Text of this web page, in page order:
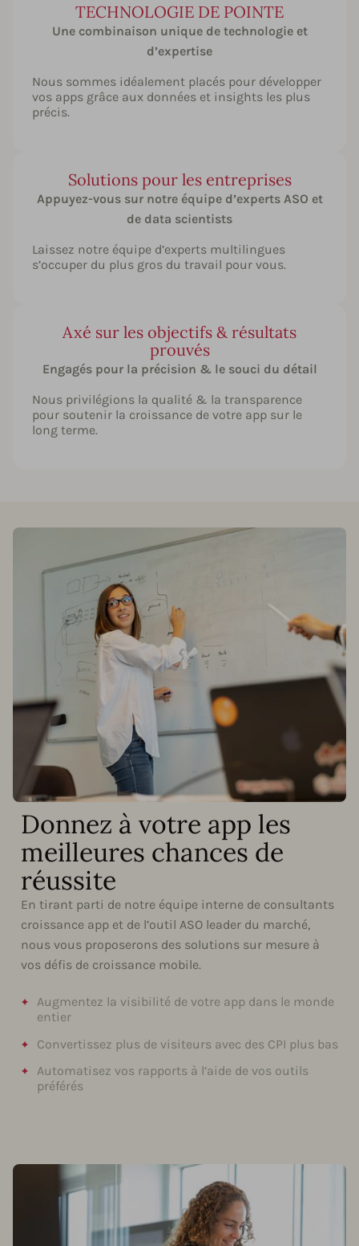
TECHNOLOGIE DE POINTE
Une combinaison unique de technologie et
d’expertise
Nous sommes idéalement placés pour développer
vos apps grâce aux données et insights les plus
précis.
Solutions pour les entreprises
Appuyez-vous sur notre équipe d’experts ASO et
de data scientists
Laissez notre équipe d’experts multilingues
s’occuper du plus gros du travail pour vous.
Axé sur les objectifs & résultats
prouvés
Engagés pour la précision & le souci du détail
Nous privilégions la qualité & la transparence
pour soutenir la croissance de votre app sur le
long terme.
Donnez à votre app les
meilleures chances de
réussite
En tirant parti de notre équipe interne de consultants
croissance app et de l’outil ASO leader du marché,
nous vous proposerons des solutions sur mesure à
vos défis de croissance mobile.
Augmentez la visibilité de votre app dans le monde
entier
Convertissez plus de visiteurs avec des CPI plus bas
Automatisez vos rapports à l’aide de vos outils
préférés